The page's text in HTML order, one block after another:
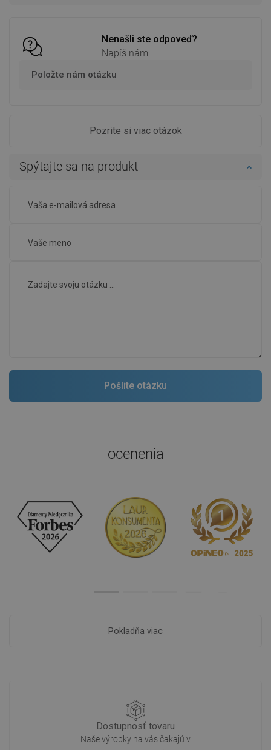
Nenašli ste odpoveď?
Napíš nám
Položte nám otázku
Pozrite si viac otázok
Spýtajte sa na produkt
ocenenia
Pokladňa viac
Dostupnosť tovaru
Naše výrobky na vás čakajú v